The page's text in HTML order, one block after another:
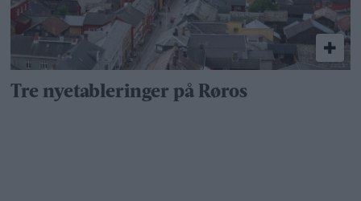
Tre nyetableringer på Røros